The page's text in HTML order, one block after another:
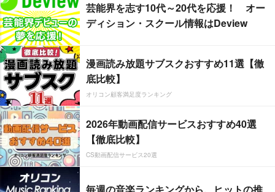
芸能界を志す10代～20代を応援！ オー
ディション・スクール情報はDeview
漫画読み放題サブスクおすすめ11選【徹
底比較】
オリコン顧客満足度ランキング
2026年動画配信サービスおすすめ40選
【徹底比較】
CS動画配信サービス20選